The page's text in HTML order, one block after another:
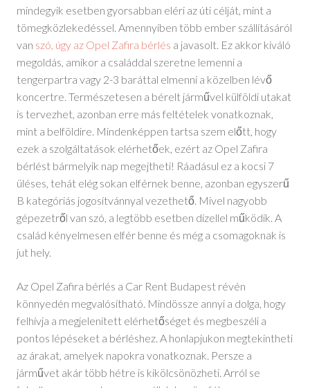
mindegyik esetben gyorsabban eléri az úti célját, mint a
tömegközlekedéssel. Amennyiben több ember szállításáról
van szó, úgy az Opel Zafira bérlés a javasolt. Ez akkor kiváló
megoldás, amikor a családdal szeretne lemenni a
tengerpartra vagy 2-3 baráttal elmenni a közelben lévő
koncertre. Természetesen a bérelt járművel külföldi utakat
is tervezhet, azonban erre más feltételek vonatkoznak,
mint a belföldire. Mindenképpen tartsa szem előtt, hogy
ezek a szolgáltatások elérhetőek, ezért az Opel Zafira
bérlést bármelyik nap megejtheti! Ráadásul ez a kocsi 7
üléses, tehát elég sokan elférnek benne, azonban egyszerű
B kategóriás jogosítvánnyal vezethető. Mivel nagyobb
gépezetről van szó, a legtöbb esetben dízellel működik. A
család kényelmesen elfér benne és még a csomagoknak is
jut hely.
Az Opel Zafira bérlés a Car Rent Budapest révén
könnyedén megvalósítható. Mindössze annyi a dolga, hogy
felhívja a megjelenített elérhetőséget és megbeszéli a
pontos lépéseket a bérléshez. A honlapjukon megtekintheti
az árakat, amelyek napokra vonatkoznak. Persze a
járművet akár több hétre is kikölcsönözheti. Arról se